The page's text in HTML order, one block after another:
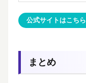
公式サイトはこちら
まとめ